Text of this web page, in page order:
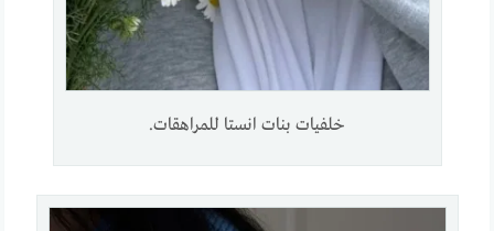
خلفيات بنات انستا للمراهقات.